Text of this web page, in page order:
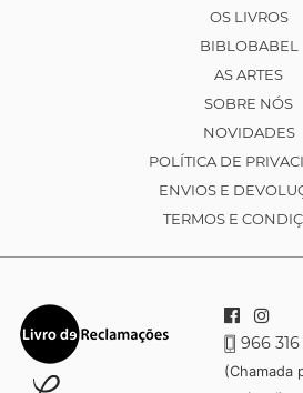
OS LIVROS
BIBLOBABEL
AS ARTES
SOBRE NÓS
NOVIDADES
POLÍTICA DE
ENVIOS E
TERMOS E
966
(Chamada